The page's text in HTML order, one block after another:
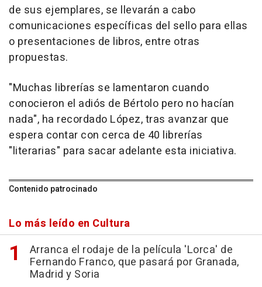
de sus ejemplares, se llevarán a cabo
comunicaciones específicas del sello para ellas
o presentaciones de libros, entre otras
propuestas.
"Muchas librerías se lamentaron cuando
conocieron el adiós de Bértolo pero no hacían
nada", ha recordado López, tras avanzar que
espera contar con cerca de 40 librerías
"literarias" para sacar adelante esta iniciativa.
Contenido patrocinado
Lo más leído en Cultura
Arranca el rodaje de la película 'Lorca' de
Fernando Franco, que pasará por Granada,
Madrid y Soria